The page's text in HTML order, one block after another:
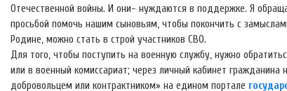
Отечественной войны. И они- нуждаются в поддержке. Я
просьбой помочь нашим сыновьям, чтобы покончить с
Родине, можно стать в строй участников СВО.
Для того, чтобы поступить на военную службу, нужно
или в военный комиссариат; через личный кабинет
добровольцем или контрактником» на едином портале